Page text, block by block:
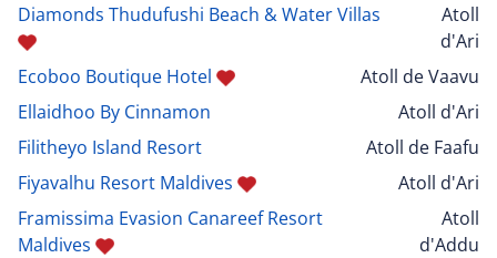
Diamonds Thudufushi Beach & Water Villas
Atoll
d'Ari
Ecoboo Boutique Hotel
Atoll de Vaavu
Ellaidhoo By Cinnamon
Atoll d'Ari
Filitheyo Island Resort
Atoll de Faafu
Fiyavalhu Resort Maldives
Atoll d'Ari
Framissima Evasion Canareef Resort
Maldives
Atoll
d'Addu